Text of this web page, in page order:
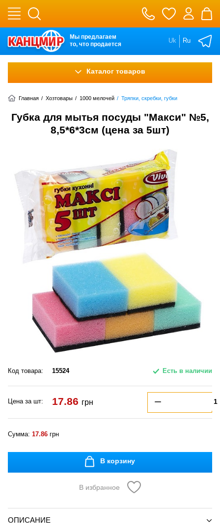
Мы предлагаем
то, что продается
Uk Ru
Каталог товаров
Главная / Хозтовары / 1000 мелочей / Тряпки, скребки, губки
Губка для мытья посуды "Макси" №5,
8,5*6*3см (цена за 5шт)
Код товара: 15524 Есть в наличии
Цена за шт: 17.86 грн
Сумма: 17.86 грн
В корзину
В избранное
ОПИСАНИЕ